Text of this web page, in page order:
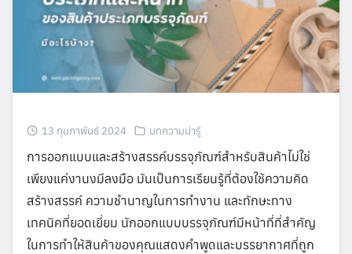
13 กุมภาพันธ์ 2024 บทความน่ารู้
การออกแบบและสร้างสรรค์บรรจุภัณฑ์สำหรับสินค้าไม่ใช่
เพียงแค่งานงมีลงมือ มันเป็นการเรียนรู้ที่ต้องใช้ความคิด
สร้างสรรค์ ความชำนาญในการทำงาน และทักษะทาง
เทคนิคที่ยอดเยี่ยม นักออกแบบบรรจุภัณฑ์มีหน้าที่ที่สำคัญ
ในการทำให้สินค้าของคุณแสดงคำพูดและบรรยากาศที่ถูก